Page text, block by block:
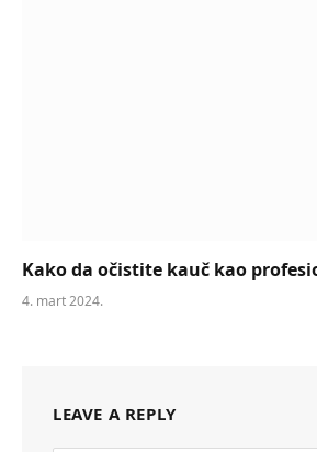
Kako da očistite kauč kao
4. mart 2024.
LEAVE A REPLY